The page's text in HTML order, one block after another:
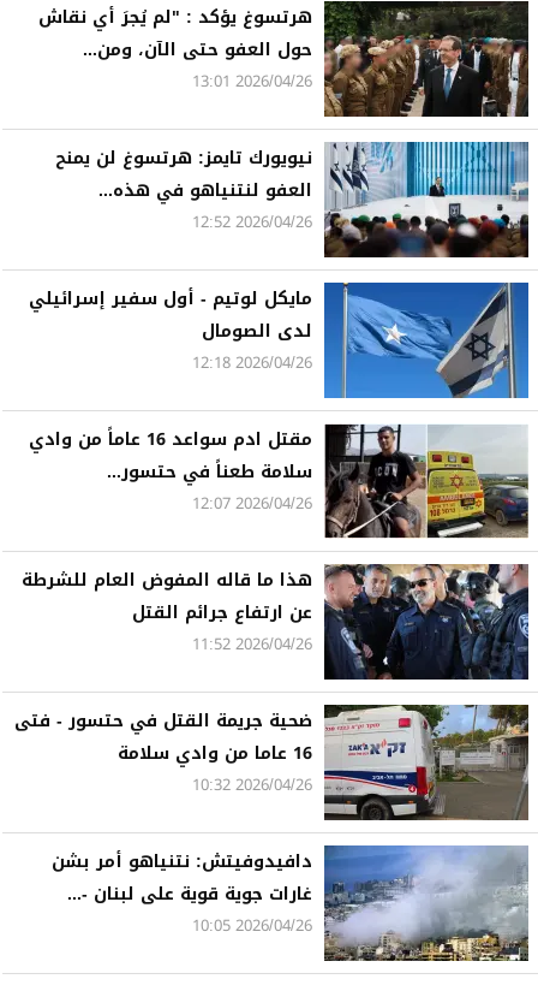
هرتسوغ يؤكد : "لم يُجرَ أي نقاش
حول العفو حتى الآن، ومن...
2026/04/26 13:01
نيويورك تايمز: هرتسوغ لن يمنح
العفو لنتنياهو في هذه...
2026/04/26 12:52
مايكل لوتيم - أول سفير إسرائيلي
لدى الصومال
2026/04/26 12:18
مقتل ادم سواعد 16 عاماً من وادي
سلامة طعناً في حتسور...
2026/04/26 12:07
هذا ما قاله المفوض العام للشرطة
عن ارتفاع جرائم القتل
2026/04/26 11:52
ضحية جريمة القتل في حتسور - فتى
16 عاما من وادي سلامة
2026/04/26 10:32
دافيدوفيتش: نتنياهو أمر بشن
غارات جوية قوية على لبنان -...
2026/04/26 10:05